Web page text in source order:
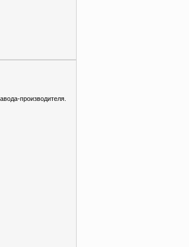
производителя.